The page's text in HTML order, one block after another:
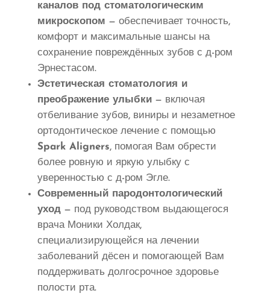
каналов под стоматологическим
микроскопом — обеспечивает точность,
комфорт и максимальные шансы на
сохранение повреждённых зубов с д-ром
Эрнестасом.
Эстетическая стоматология и
преображение улыбки— включая
отбеливание зубов, виниры и незаметное
ортодонтическое лечение с помощью
Spark Aligners, помогая Вам обрести
более ровную и яркую улыбку с
уверенностью с д-ром Эгле.
Современный пародонтологический
уход— под руководством выдающегося
врача Моники Холдак,
специализирующейся на лечении
заболеваний дёсен и помогающей Вам
поддерживать долгосрочное здоровье
полости рта.